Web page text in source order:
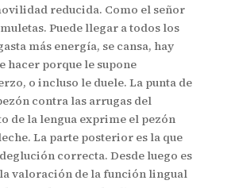
reducida. Como el señor
Puede llegar a todos los
más energía, se cansa, hay
hacer porque le supone
o incluso le duele. La punta de
contra las arrugas del
de la lengua exprime el pezón
La parte posterior es la que
correcta. Desde luego es
valoración de la función lingual